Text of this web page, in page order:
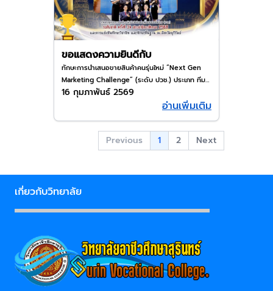
ขอแสดงความยินดีกับ
ทักษะการนำเสนอขายสินค้าคนรุ่นใหม่ “Next Gen
Marketing Challenge” (ระดับ ปวช.) ประเภท ทีม
🏆🥇​ได้รับรางวัลรองชนะเลิศ อันดับ 3 ในงานประชุม
องค์การนักวิชาชีพในอนาคตแห่งประเทศไทย ระดับ
16 กุมภาพันธ์ 2569
อ่านเพิ่มเติม
Previous 1 2 Next
เกี่ยวกับวิทยาลัย